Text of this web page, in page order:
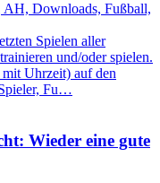
AH, Downloads, Fußball,
Spielen aller
und/oder spielen.
Uhrzeit) auf den
Fu…
Wieder eine gute